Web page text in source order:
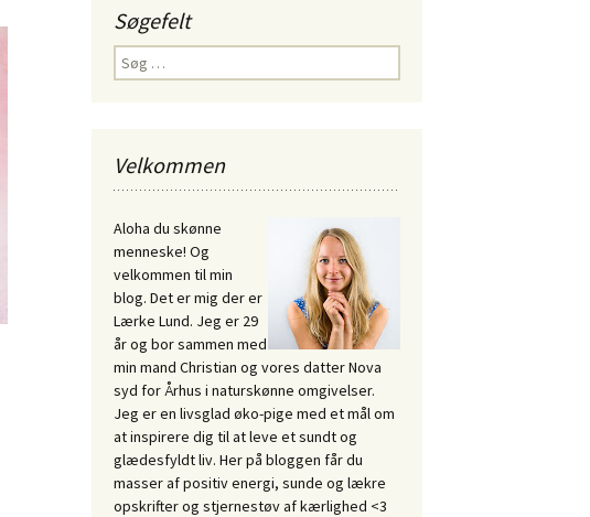
Søgefelt
Søg
efter:
Velkommen
Aloha du skønne
menneske! Og
velkommen til min
blog. Det er mig der er
Lærke Lund. Jeg er 29
år og bor sammen med
min mand Christian og vores datter Nova
syd for Århus i naturskønne omgivelser.
Jeg er en livsglad øko-pige med et mål om
at inspirere dig til at leve et sundt og
glædesfyldt liv. Her på bloggen får du
masser af positiv energi, sunde og lækre
opskrifter og stjernestøv af kærlighed <3